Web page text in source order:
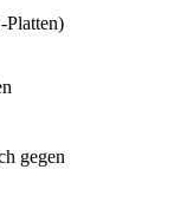
Platten)
gegen